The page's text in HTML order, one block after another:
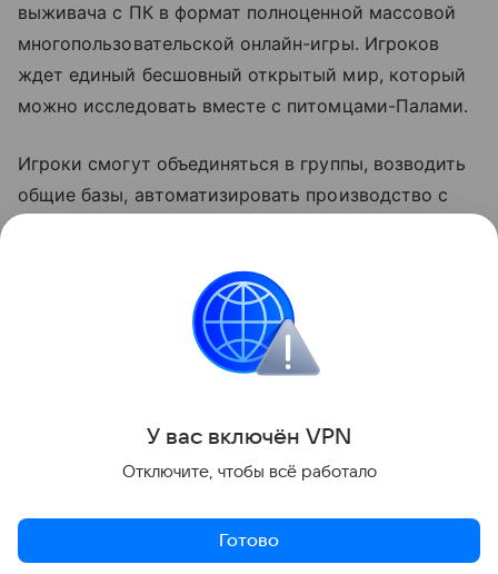
выживача с ПК в формат полноценной массовой
многопользовательской онлайн-игры. Игроков
ждет единый бесшовный открытый мир, который
можно исследовать вместе с питомцами-Палами.
Игроки смогут объединяться в группы, возводить
общие базы, автоматизировать производство с
PvP-режимах. Релиз Palworld Online запланирован
У вас включён VPN
Отключите, чтобы всё работало
Готово